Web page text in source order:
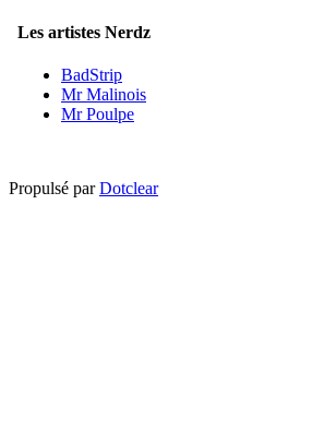
Les artistes Nerdz
BadStrip
Mr Malinois
Mr Poulpe
Propulsé parDotclear